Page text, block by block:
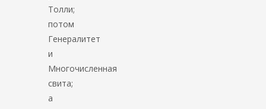
Толли;
потом
Генералитет
и
Многочисленная
свита;
а